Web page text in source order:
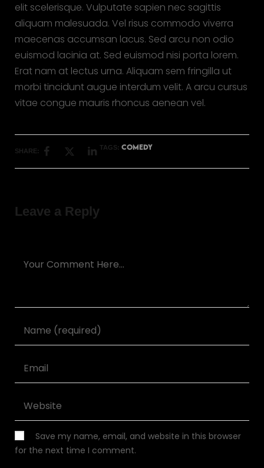
elit scelerisque. Vulputate sapien nec sagittis
aliquam malesuada. Vel risus commodo viverra
maecenas accumsan lacus. Sed arcu non odio
euismod lacinia at. Sed euismod nisi porta lorem.
Erat nam at lectus urna. Aliquam sem fringilla ut
morbi tincidunt augue interdum velit. A arcu cursus
vitae congue mauris rhoncus aenean vel.
SHARE:
TAGS:COMEDY
Leave a Reply
Save my name, email, and website in this browser
for the next time I comment.